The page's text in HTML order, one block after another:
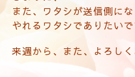
また、ワタシが送信側に
やれるワタシでありたいで
来週から、また、よろし